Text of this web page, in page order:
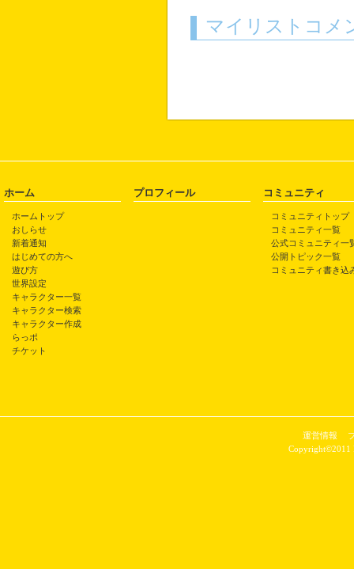
マイリストコメ
ホーム
ホームトップ
おしらせ
新着通知
はじめての方へ
遊び方
世界設定
キャラクター一覧
キャラクター検索
キャラクター作成
らっポ
チケット
プロフィール コミュニティ
コミュニティトップ
コミュニティ一覧
公式コミュニティ一
公開トピック一覧
コミュニティ書き込
運営情報
Copyright©2011